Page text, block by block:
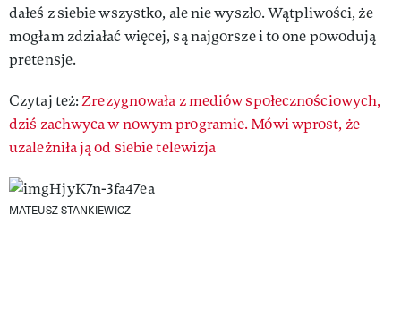
dałeś z siebie wszystko, ale nie wyszło. Wątpliwości, że
mogłam zdziałać więcej, są najgorsze i to one powodują
pretensje.
Czytaj też:Zrezygnowała z mediów społecznościowych,
dziś zachwyca w nowym programie. Mówi wprost, że
uzależniła ją od siebie telewizja
MATEUSZ STANKIEWICZ